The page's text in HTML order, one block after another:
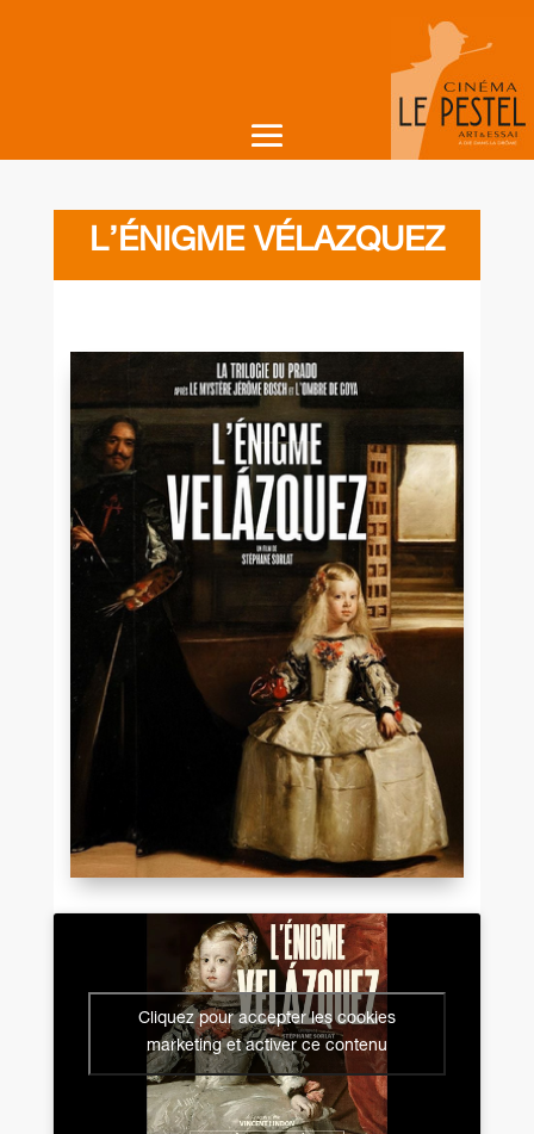
L’ÉNIGME VÉLAZQUEZ
Cliquez pour accepter les cookies
marketing et activer ce contenu